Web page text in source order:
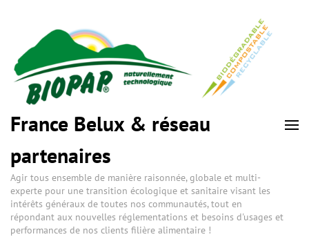
France Belux & réseau
partenaires
Agir tous ensemble de manière raisonnée, globale et multi-
experte pour une transition écologique et sanitaire visant les
intérêts généraux de toutes nos communautés, tout en
répondant aux nouvelles réglementations et besoins d'usages et
performances de nos clients filière alimentaire !